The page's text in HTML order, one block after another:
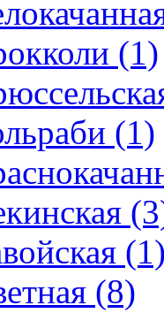
(1)
(1)
(8)